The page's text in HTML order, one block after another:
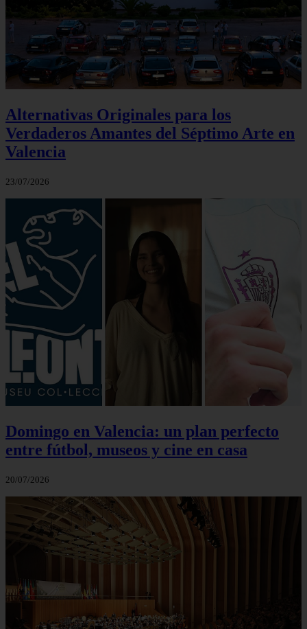
Alternativas Originales para los
Verdaderos Amantes del Séptimo Arte en
Valencia
23/07/2026
Domingo en Valencia: un plan perfecto
entre fútbol, museos y cine en casa
20/07/2026